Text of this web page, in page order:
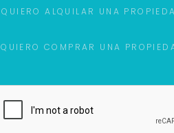
QUIERO ALQUILAR UNA
QUIERO COMPRAR UNA